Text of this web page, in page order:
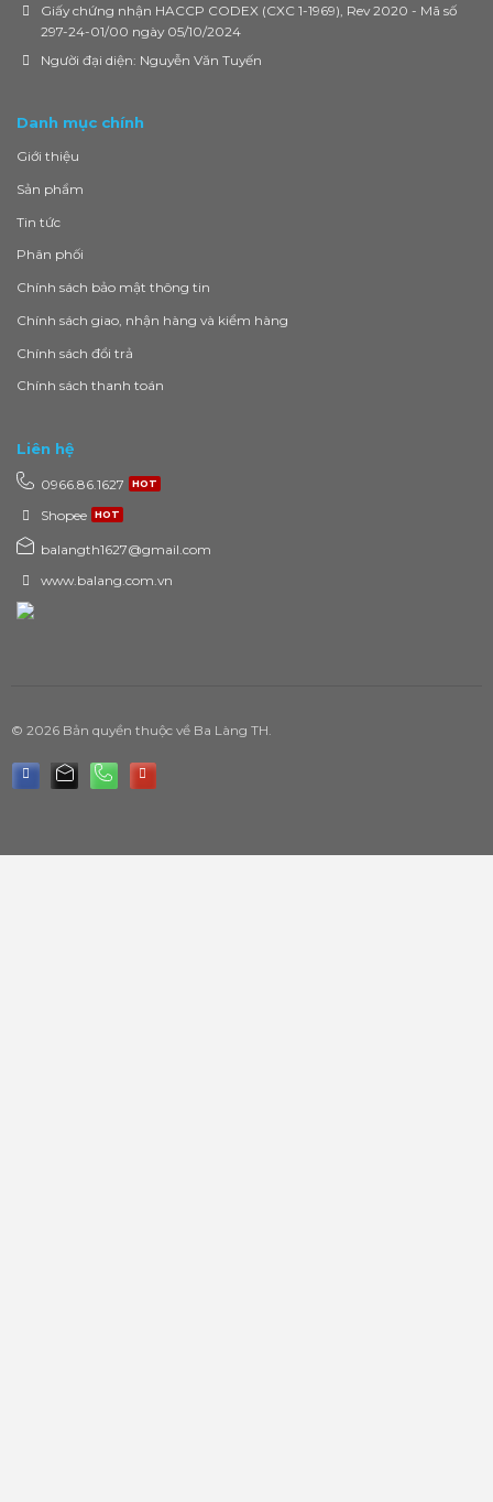
Giấy chứng nhận HACCP CODEX (CXC 1-1969), Rev 2020 - Mã số
297-24-01/00 ngày 05/10/2024
Người đại diện: Nguyễn Văn Tuyến
Danh mục chính
Giới thiệu
Sản phẩm
Tin tức
Phân phối
Chính sách bảo mật thông tin
Chính sách giao, nhận hàng và kiểm hàng
Chính sách đổi trả
Chính sách thanh toán
Liên hệ
0966.86.1627
Shopee
balangth1627@gmail.com
www.balang.com.vn
© 2026 Bản quyền thuộc về Ba Làng TH.